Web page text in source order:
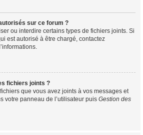
sur ce forum ?
ou interdire certains types de fichiers joints. Si
est autorisé à être chargé, contactez
fichiers joints ?
que vous avez joints à vos messages et
votre panneau de l’utilisateur puis Gestion des